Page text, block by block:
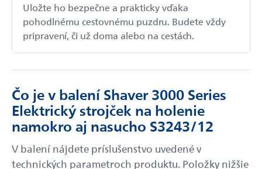
Uložte ho bezpečne a prakticky vďaka
pohodlnému cestovnému puzdru. Budete vždy
pripravení, či už doma alebo na cestách.
Čo je v balení Shaver 3000 Series
Elektrický strojček na holenie
namokro aj nasucho S3243/12
V balení nájdete príslušenstvo uvedené v
technických parametroch produktu. Položky nižšie